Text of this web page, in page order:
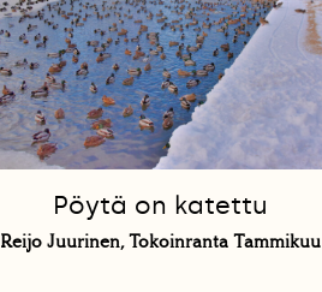
Pöytä on katettu
Reijo Juurinen, Tokoinranta Tammikuu